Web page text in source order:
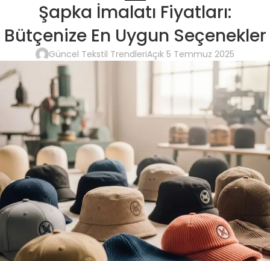
Şapka İmalatı Fiyatları:
Bütçenize En Uygun Seçenekler
Güncel Tekstil TrendleriAçık 5 Temmuz 2025